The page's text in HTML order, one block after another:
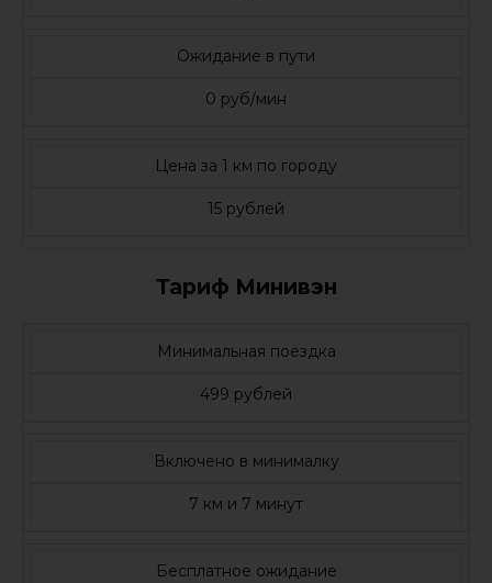
Ожидание в пути
0 руб/мин
Цена за 1 км по городу
15 рублей
Тариф Минивэн
Минимальная поездка
499 рублей
Включено в минималку
7 км и 7 минут
Бесплатное ожидание